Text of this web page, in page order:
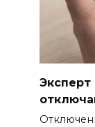
Эксперт